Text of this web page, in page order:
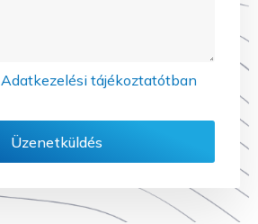
Adatkezelési tájékoztatótban
Üzenetküldés